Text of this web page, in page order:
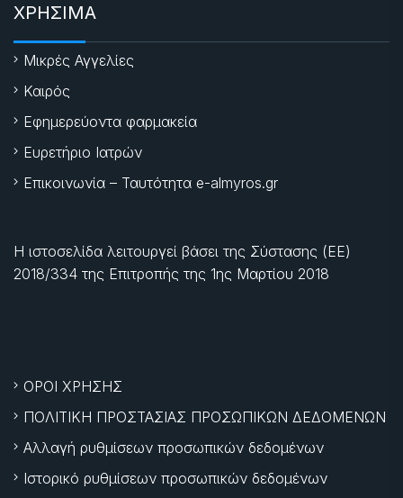
ΧΡΗΣΙΜΑ
Μικρές Αγγελίες
Καιρός
Εφημερεύοντα φαρμακεία
Ευρετήριο Ιατρών
Επικοινωνία – Ταυτότητα e-almyros.gr
Η ιστοσελίδα λειτουργεί βάσει της Σύστασης (ΕΕ)
2018/334 της Επιτροπής της 1ης Μαρτίου 2018
ΟΡΟΙ ΧΡΗΣΗΣ
ΠΟΛΙΤΙΚΗ ΠΡΟΣΤΑΣΙΑΣ ΠΡΟΣΩΠΙΚΩΝ ΔΕΔΟΜΕΝΩΝ
Αλλαγή ρυθμίσεων προσωπικών δεδομένων
Ιστορικό ρυθμίσεων προσωπικών δεδομένων